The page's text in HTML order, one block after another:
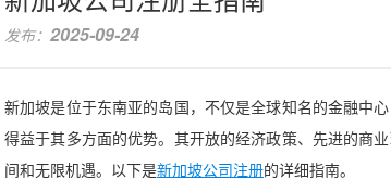
发布： 2025-09-24
新加坡是位于东南亚的岛国，不仅是全球知名的金融中
得益于其多方面的优势。其开放的经济政策、先进的商
间和无限机遇。以下是新加坡公司注册的详细指南。